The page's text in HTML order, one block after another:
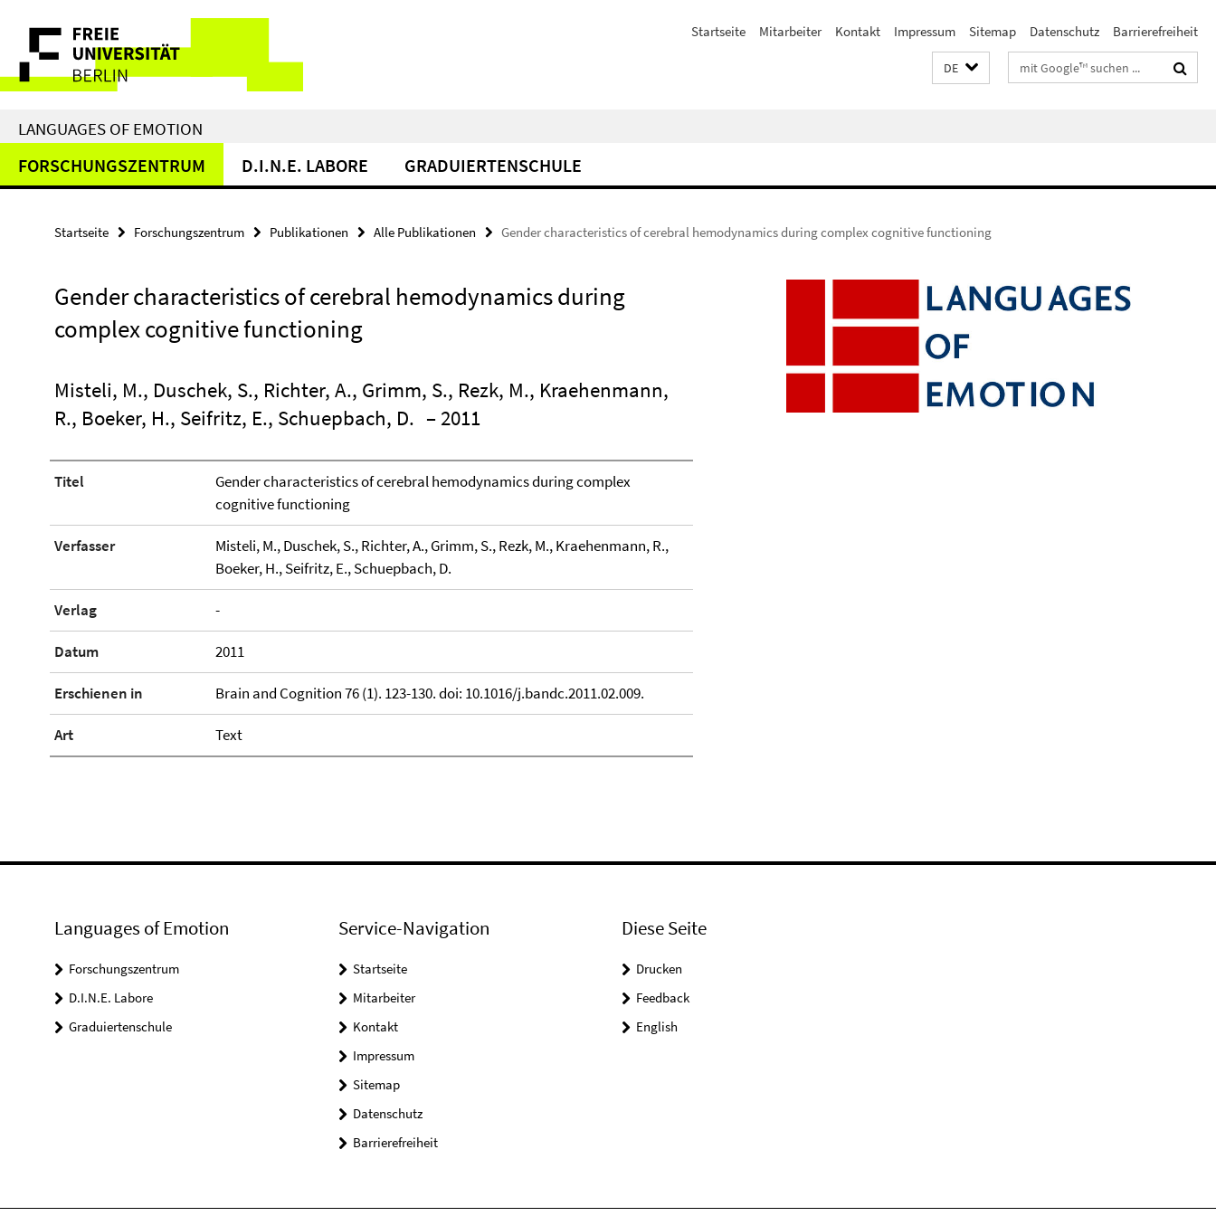
direkt
Inhalt
Service-
Navigation
Startseite Mitarbeiter Kontakt Impressum Sitemap Datenschutz Barrierefreiheit
DE Suchbegriffe
LANGUAGES OF EMOTION
FORSCHUNGSZENTRUM D.I.N.E. LABORE GRADUIERTENSCHULE
Startseite Forschungszentrum Publikationen Alle Publikationen Gender characteristics of cerebral hemodynamics during complex cognitive functioning
Gender characteristics of cerebral hemodynamics during
complex cognitive functioning
Misteli, M., Duschek, S., Richter, A., Grimm, S., Rezk, M., Kraehenmann,
R., Boeker, H., Seifritz, E., Schuepbach, D. – 2011
Titel
Gender characteristics of cerebral hemodynamics during complex
cognitive functioning
Verfasser
Misteli, M., Duschek, S., Richter, A., Grimm, S., Rezk, M., Kraehenmann, R.,
Boeker, H., Seifritz, E., Schuepbach, D.
Verlag -
Datum 2011
Erschienen in Brain and Cognition 76 (1). 123-130. doi: 10.1016/j.bandc.2011.02.009.
Art Text
Languages of Emotion
Forschungszentrum
D.I.N.E. Labore
Graduiertenschule
Service-Navigation
Startseite
Mitarbeiter
Kontakt
Impressum
Sitemap
Datenschutz
Barrierefreiheit
Diese Seite
Drucken
Feedback
English